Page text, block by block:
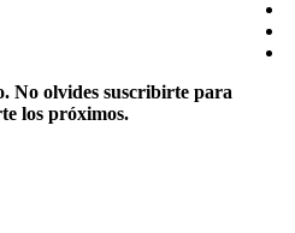
No olvides suscribirte para
los próximos.